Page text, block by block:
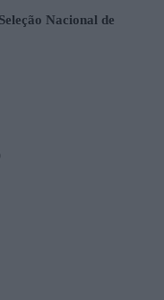
Nacional de